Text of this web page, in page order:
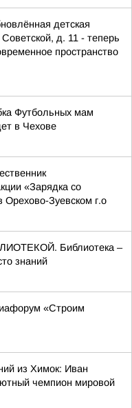
детская
д. 11 - теперь
пространство
Футбольных мам
в Чехове
«Зарядка со
Орехово-Зуевском г.о
Библиотека –
знаний
«Строим
из Химок: Иван
чемпион мировой